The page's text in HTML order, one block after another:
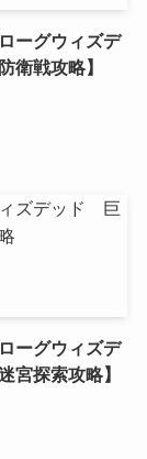
ーグウィズデ
衛戦攻略】
ーグウィズデ
宮探索攻略】